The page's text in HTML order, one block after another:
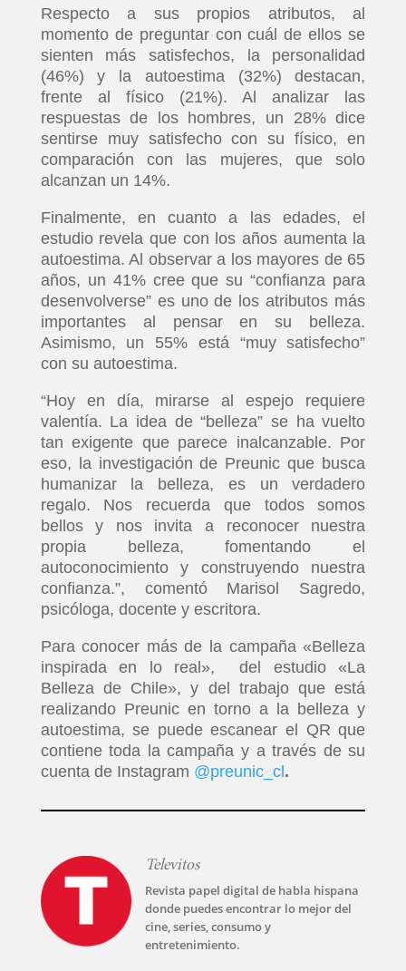
Respecto a sus propios atributos, al
momento de preguntar con cuál de ellos se
sienten más satisfechos, la personalidad
(46%) y la autoestima (32%) destacan,
frente al físico (21%). Al analizar las
respuestas de los hombres, un 28% dice
sentirse muy satisfecho con su físico, en
comparación con las mujeres, que solo
alcanzan un 14%.
Finalmente, en cuanto a las edades, el
estudio revela que con los años aumenta la
autoestima. Al observar a los mayores de 65
años, un 41% cree que su “confianza para
desenvolverse” es uno de los atributos más
importantes al pensar en su belleza.
Asimismo, un 55% está “muy satisfecho”
con su autoestima.
“Hoy en día, mirarse al espejo requiere
valentía. La idea de “belleza” se ha vuelto
tan exigente que parece inalcanzable. Por
eso, la investigación de Preunic que busca
humanizar la belleza, es un verdadero
regalo. Nos recuerda que todos somos
bellos y nos invita a reconocer nuestra
propia belleza, fomentando el
autoconocimiento y construyendo nuestra
confianza.”, comentó Marisol Sagredo,
psicóloga, docente y escritora.
Para conocer más de la campaña «Belleza
inspirada en lo real», del estudio «La
Belleza de Chile», y del trabajo que está
realizando Preunic en torno a la belleza y
autoestima, se puede escanear el QR que
contiene toda la campaña y a través de su
cuenta de Instagram @preunic_cl.
Televitos
Revista papel digital de habla hispana
donde puedes encontrar lo mejor del
cine, series, consumo y
entretenimiento.